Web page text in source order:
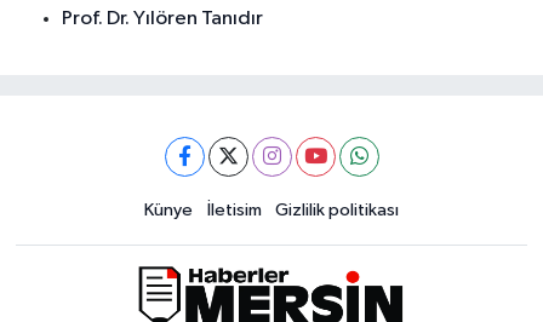
Prof. Dr. Yılören Tanıdır
Künye İletisim Gizlilik politikası